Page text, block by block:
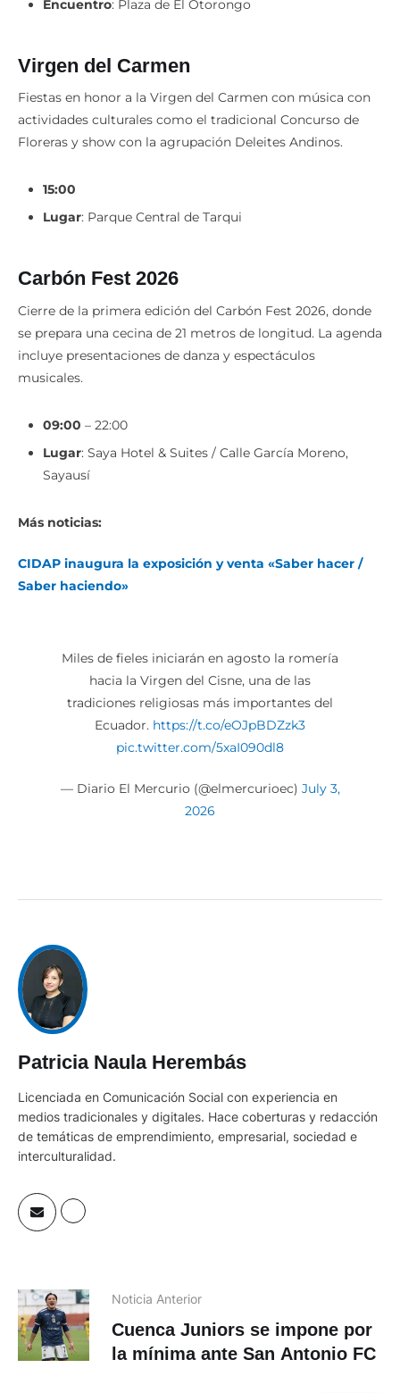
Encuentro: Plaza de El Otorongo
Virgen del Carmen
Fiestas en honor a la Virgen del Carmen con música con
actividades culturales como el tradicional Concurso de
Floreras y show con la agrupación Deleites Andinos.
15:00
Lugar: Parque Central de Tarqui
Carbón Fest 2026
Cierre de la primera edición del Carbón Fest 2026, donde
se prepara una cecina de 21 metros de longitud. La agenda
incluye presentaciones de danza y espectáculos
musicales.
09:00 – 22:00
Lugar: Saya Hotel & Suites / Calle García Moreno,
Sayausí
Más noticias:
CIDAP inaugura la exposición y venta «Saber hacer /
Saber haciendo»
Miles de fieles iniciarán en agosto la romería
hacia la Virgen del Cisne, una de las
tradiciones religiosas más importantes del
Ecuador. https://t.co/eOJpBDZzk3
pic.twitter.com/5xaI090dl8
— Diario El Mercurio (@elmercurioec) July 3,
2026
Patricia Naula Herembás
Licenciada en Comunicación Social con experiencia en
medios tradicionales y digitales. Hace coberturas y redacción
de temáticas de emprendimiento, empresarial, sociedad e
interculturalidad.
Noticia Anterior
Cuenca Juniors se impone por
la mínima ante San Antonio FC